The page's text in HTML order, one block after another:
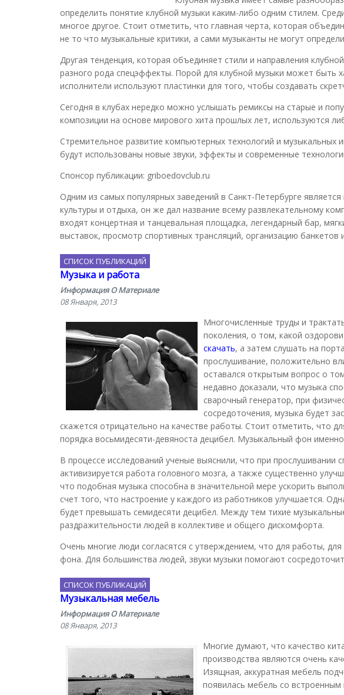
определить понятие клубной музыки каким-либо одним стилем.
многое другое. Стоит отметить, что главная черта, которая
не то что музыкальные критики, а сами музыканты не могут
Другая тенденция, которая объединяет стили и направления
разного рода спецэффекты. Порой для клубной музыки может быть
исполнители используют пластинки для того, чтобы создавать
Сегодня в клубах нередко можно услышать ремиксы на старые и
композиции на основе мирового хита прошлых лет, используются
Стремительное развитие компьютерных технологий и
будут использованы новые звуки, эффекты и современные
Спонсор публикации: griboedovclub.ru
Одним из самых популярных заведений в Санкт-Петербурге
культуры и отдыха, он же дал название всему развлекательному
входят концертная и танцевальная площадка, легендарный бар,
выставок, просмотр спортивных трансляций, организацию
СПИСОК ПУБЛИКАЦИЙ
Музыка и работа
Информация О Материале
08 Января, 2013
Многочисленные труды и
поколения, о том, какой
скачать, а затем слушать на
прослушивание, положительно
оставался открытым вопрос о
недавно доказали, что музыка
сварочный генератор, при
сосредоточения, музыка будет
скажется отрицательно на качестве работы. Стоит отметить, что
порядка восьмидесяти-девяноста децибел. Музыкальный фон
В процессе исследований ученые выяснили, что при
активизируется работа головного мозга, а также существенно
что подобная музыка способна в значительной мере ускорить
счет того, что настроение у каждого из работников улучшается.
будет превышать семидесяти децибел. Между тем тихие
раздражительности людей в коллективе и общего дискомфорта.
Очень многие люди согласятся с утверждением, что для работы,
фона. Для большинства людей, звуки музыки помогают
СПИСОК ПУБЛИКАЦИЙ
Музыкальная мебель
Информация О Материале
08 Января, 2013
Многие думают, что качество
производства являются очень
Изящная, аккуратная мебель
появилась мебель со